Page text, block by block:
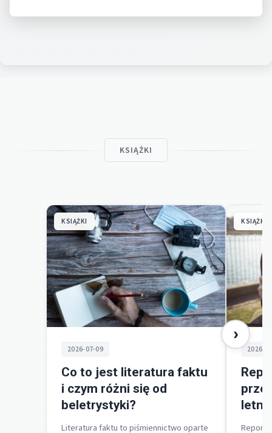
KSIĄŻKI
KSIĄŻKI
2026-07-09
Co to jest literatura faktu
i czym różni się od
beletrystyki?
Literatura faktu to piśmiennictwo oparte
KSIĄŻKI
2026-
›